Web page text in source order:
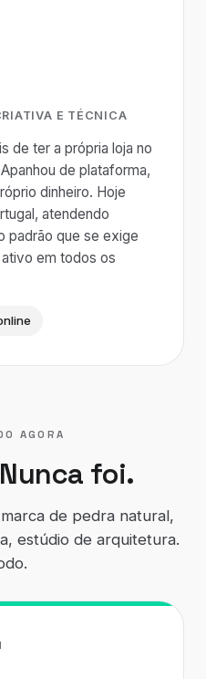
E TÉCNICA
de ter a própria loja no
de plataforma,
dinheiro. Hoje
atendendo
padrão que se exige
em todos os
AGORA
foi.
de pedra natural,
estúdio de arquitetura.